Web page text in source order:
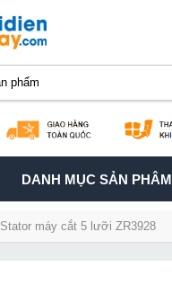
TOGGLE
NAVIGATION
DANH MỤC SẢN PHÂM
Stator máy cắt 5 lưỡi ZR3928